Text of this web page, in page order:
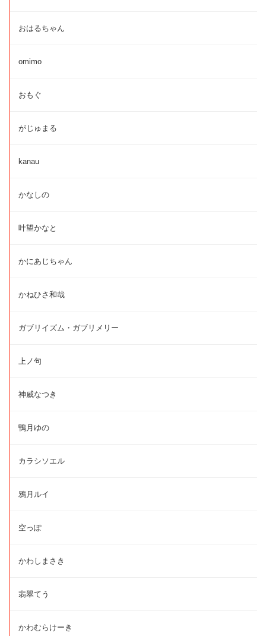
おはるちゃん
omimo
おもぐ
がじゅまる
kanau
かなしの
叶望かなと
かにあじちゃん
かねひさ和哉
ガブリイズム・ガブリメリー
上ノ句
神威なつき
鴨月ゆの
カラシソエル
鴉月ルイ
空っぽ
かわしまさき
翡翠てう
かわむらけーき